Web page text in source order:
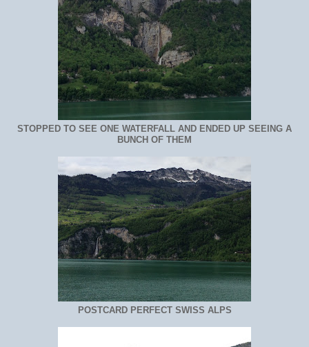
STOPPED TO SEE ONE WATERFALL AND ENDED UP SEEING A
BUNCH OF THEM
POSTCARD PERFECT SWISS ALPS